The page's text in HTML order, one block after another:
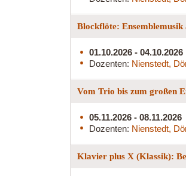
Blockflöte:
01.10.2026 - 04.10.2026
Dozenten: Nienstedt,
Vom Trio bis zum großen
05.11.2026 - 08.11.2026
Dozenten: Nienstedt,
Klavier plus X (Klassik):